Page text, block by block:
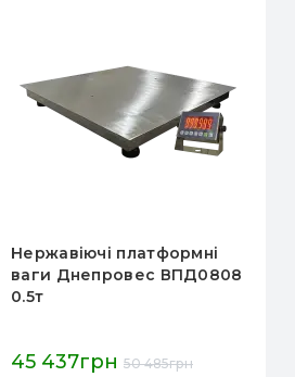
Нержавіючі платформні
ваги Днепровес ВПД1515Н
0.5т
61 997грн 68 885грн